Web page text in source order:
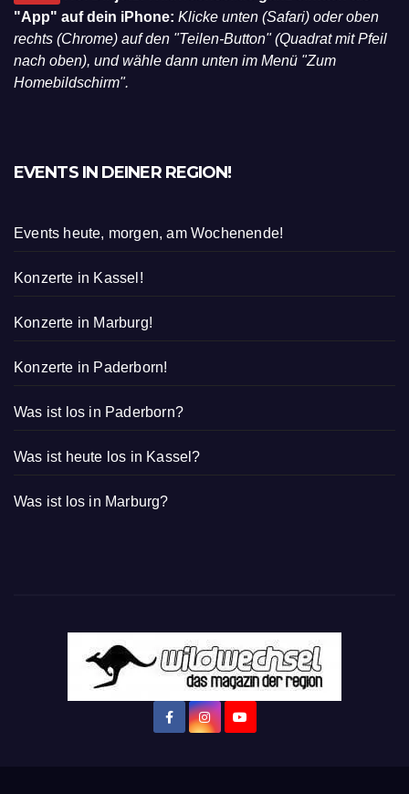
"App" auf dein iPhone: Klicke unten (Safari) oder oben
rechts (Chrome) auf den "Teilen-Button" (Quadrat mit Pfeil
nach oben), und wähle dann unten im Menü "Zum
Homebildschirm".
EVENTS IN DEINER REGION!
Events heute, morgen, am Wochenende!
Konzerte in Kassel!
Konzerte in Marburg!
Konzerte in Paderborn!
Was ist los in Paderborn?
Was ist heute los in Kassel?
Was ist los in Marburg?